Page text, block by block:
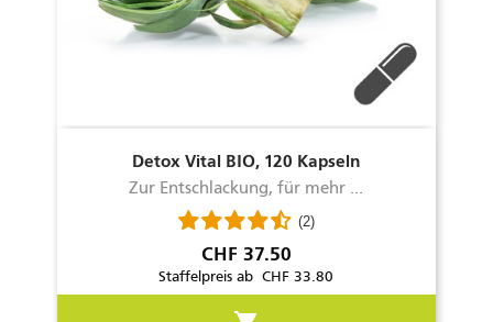
Detox Vital BIO, 120 Kapseln
Zur Entschlackung, für mehr ...
(2)
Preis
CHF 37.50
Staffelpreis ab CHF 33.80